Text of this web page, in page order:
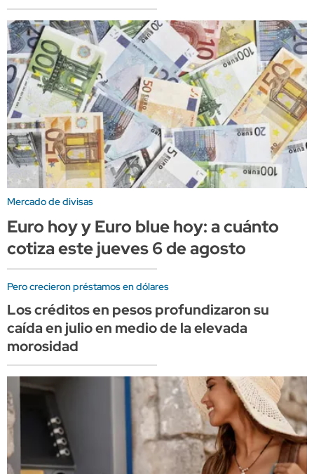
Mercado de divisas
Euro hoy y Euro blue hoy: a cuánto
cotiza este jueves 6 de agosto
Pero crecieron préstamos en dólares
Los créditos en pesos profundizaron su
caída en julio en medio de la elevada
morosidad